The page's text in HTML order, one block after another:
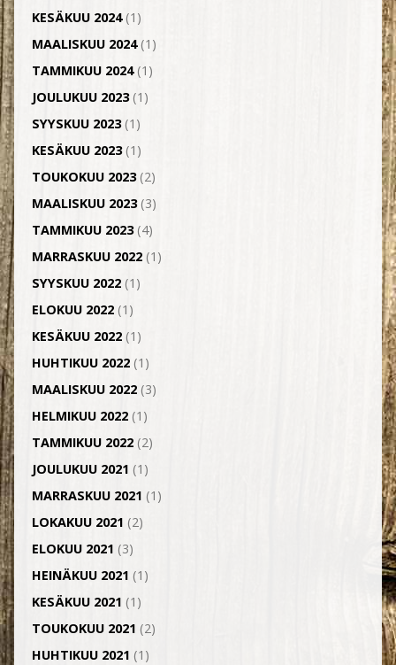
KESÄKUU 2024(1)
MAALISKUU 2024(1)
TAMMIKUU 2024(1)
JOULUKUU 2023(1)
SYYSKUU 2023(1)
KESÄKUU 2023(1)
TOUKOKUU 2023(2)
MAALISKUU 2023(3)
TAMMIKUU 2023(4)
MARRASKUU 2022(1)
SYYSKUU 2022(1)
ELOKUU 2022(1)
KESÄKUU 2022(1)
HUHTIKUU 2022(1)
MAALISKUU 2022(3)
HELMIKUU 2022(1)
TAMMIKUU 2022(2)
JOULUKUU 2021 (1)
MARRASKUU 2021 (1)
LOKAKUU 2021 (2)
ELOKUU 2021 (3)
HEINÄKUU 2021 (1)
KESÄKUU 2021 (1)
TOUKOKUU 2021 (2)
HUHTIKUU 2021 (1)